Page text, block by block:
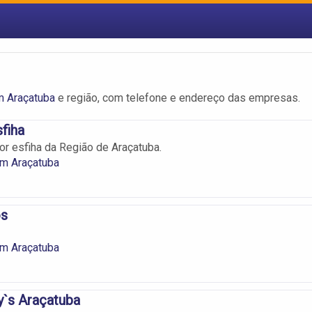
Araçatuba e região, com telefone e endereço das empresas.
esfiha da Região de Araçatuba.
Araçatuba
Araçatuba
Araçatuba